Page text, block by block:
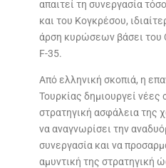
απαιτεί τη συνεργασία
και του Κογκρέσου,
άρση κυρώσεων βάσει του
F-35.
Από ελληνική σκοπιά, η
Τουρκίας δημιουργεί νέες
στρατηγική ασφάλεια της
να αναγνωρίσει την
συνεργασία και να
αμυντική της στρατηγική